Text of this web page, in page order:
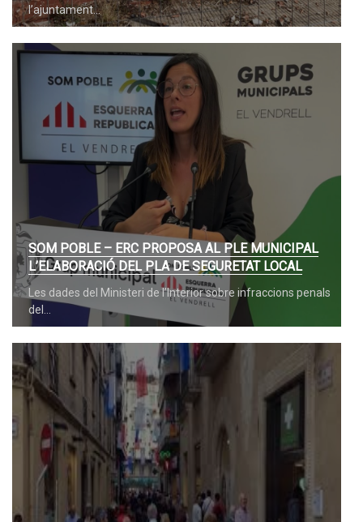
l’ajuntament…
SOM POBLE – ERC PROPOSA AL PLE MUNICIPAL
L’ELABORACIÓ DEL PLA DE SEGURETAT LOCAL
Les dades del Ministeri de l’Interior sobre infraccions penals
del…